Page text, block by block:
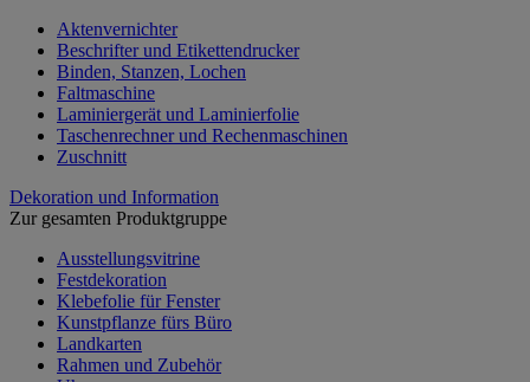
Aktenvernichter
Beschrifter und Etikettendrucker
Binden, Stanzen, Lochen
Faltmaschine
Laminiergerät und Laminierfolie
Taschenrechner und Rechenmaschinen
Zuschnitt
Dekoration und Information
Zur gesamten Produktgruppe
Ausstellungsvitrine
Festdekoration
Klebefolie für Fenster
Kunstpflanze fürs Büro
Landkarten
Rahmen und Zubehör